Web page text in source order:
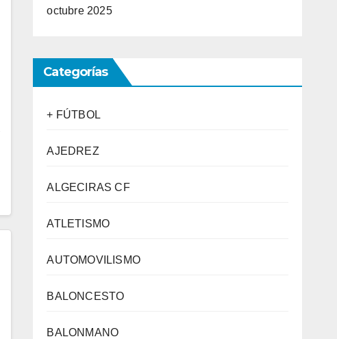
octubre 2025
Categorías
+ FÚTBOL
AJEDREZ
ALGECIRAS CF
ATLETISMO
AUTOMOVILISMO
BALONCESTO
BALONMANO